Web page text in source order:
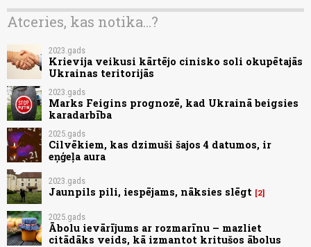
Atceries, kas notika...?
2023.gads
Krievija veikusi kārtējo cinisko soli okupētajās
Ukrainas teritorijās
2023.gads
Marks Feigins prognozē, kad Ukrainā beigsies
karadarbība
2025.gads
Cilvēkiem, kas dzimuši šajos 4 datumos, ir
eņģeļa aura
2023.gads
Jaunpils pili, iespējams, nāksies slēgt 2
2025.gads
Ābolu ievārījums ar rozmarīnu – mazliet
citādāks veids, kā izmantot kritušos ābolus